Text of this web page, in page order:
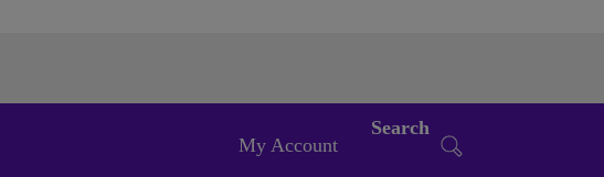
My Account
Search